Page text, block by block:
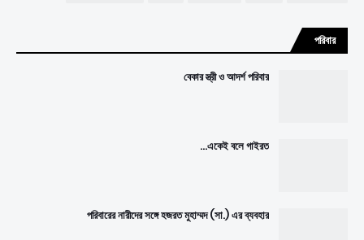
পরিবার
বেকার স্ত্রী ও আদর্শ পরিবার
একেই বলে গাইরত...
পরিবারের নারীদের সঙ্গে হজরত মুহাম্মদ (সা.) এর ব্যবহার